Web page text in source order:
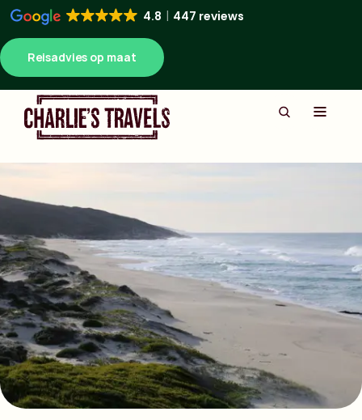
4.8 447 reviews
Reisadvies op maat